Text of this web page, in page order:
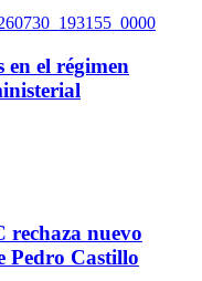
el régimen
rechaza nuevo
Pedro Castillo